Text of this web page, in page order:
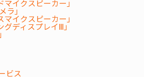
イクスピーカー」
ラ」
イクスピーカー」
グディスプレイⅢ」
ビス
2026.02.24
プリンターのランニングコスト